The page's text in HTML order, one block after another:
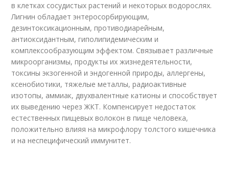
в клетках сосудистых растений и некоторых водорослях.
Лигнин обладает энтеросорбирующим,
дезинтоксикационным, противодиарейным,
антиоксидантным, гиполипидемическим и
комплексообразующим эффектом. Связывает различные
микроорганизмы, продукты их жизнедеятельности,
токсины экзогенной и эндогенной природы, аллергены,
ксенобиотики, тяжелые металлы, радиоактивные
изотопы, аммиак, двухвалентные катионы и способствует
их выведению через ЖКТ. Компенсирует недостаток
естественных пищевых волокон в пище человека,
положительно влияя на микрофлору толстого кишечника
и на неспецифический иммунитет.